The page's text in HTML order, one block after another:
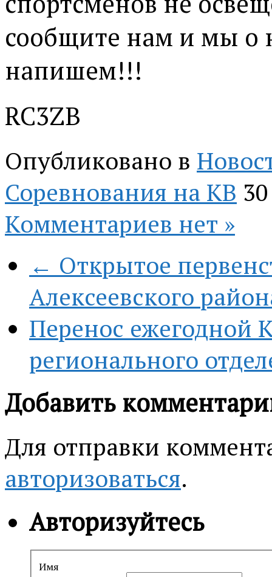
сообщите нам и мы о
напишем!!!
RC3ZB
Опубликовано в
Соревнования на КВ
Комментариев нет »
← Открытое
Алексеевского
Перенос ежегодной
регионального
Добавить
Для отправки
авторизоваться.
Авторизуйтесь
Имя